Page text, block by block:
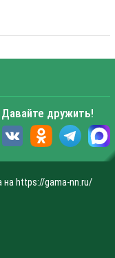
Давайте дружить!
на https://gama-nn.ru/